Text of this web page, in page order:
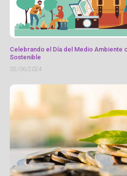
Celebrando el Día del Medio Ambiente
Sostenible
05/06/2024